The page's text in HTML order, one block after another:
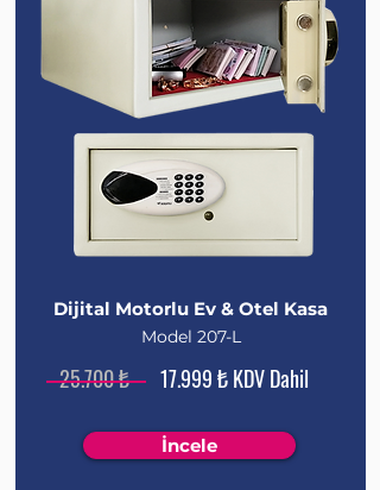
Dijital Motorlu Ev & Otel Kasa
Model 207-L
25.700 ₺ 17.999 ₺ KDV Dahil
İncele